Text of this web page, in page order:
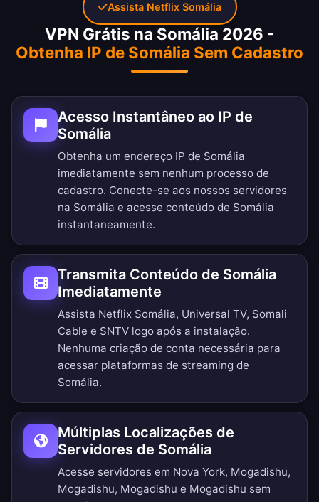
VPN Grátis na Somália 2026 -
Obtenha IP de Somália Sem Cadastro
Acesso Instantâneo ao IP de
Somália
Obtenha um endereço IP de Somália
imediatamente sem nenhum processo de
cadastro. Conecte-se aos nossos servidores
na Somália e acesse conteúdo de Somália
instantaneamente.
Transmita Conteúdo de Somália
Imediatamente
Assista Netflix Somália, Universal TV, Somali
Cable e SNTV logo após a instalação.
Nenhuma criação de conta necessária para
acessar plataformas de streaming de
Somália.
Múltiplas Localizações de
Servidores de Somália
Acesse servidores em Nova York, Mogadishu,
Mogadishu, Mogadishu e Mogadishu sem
Assista Netflix Somália